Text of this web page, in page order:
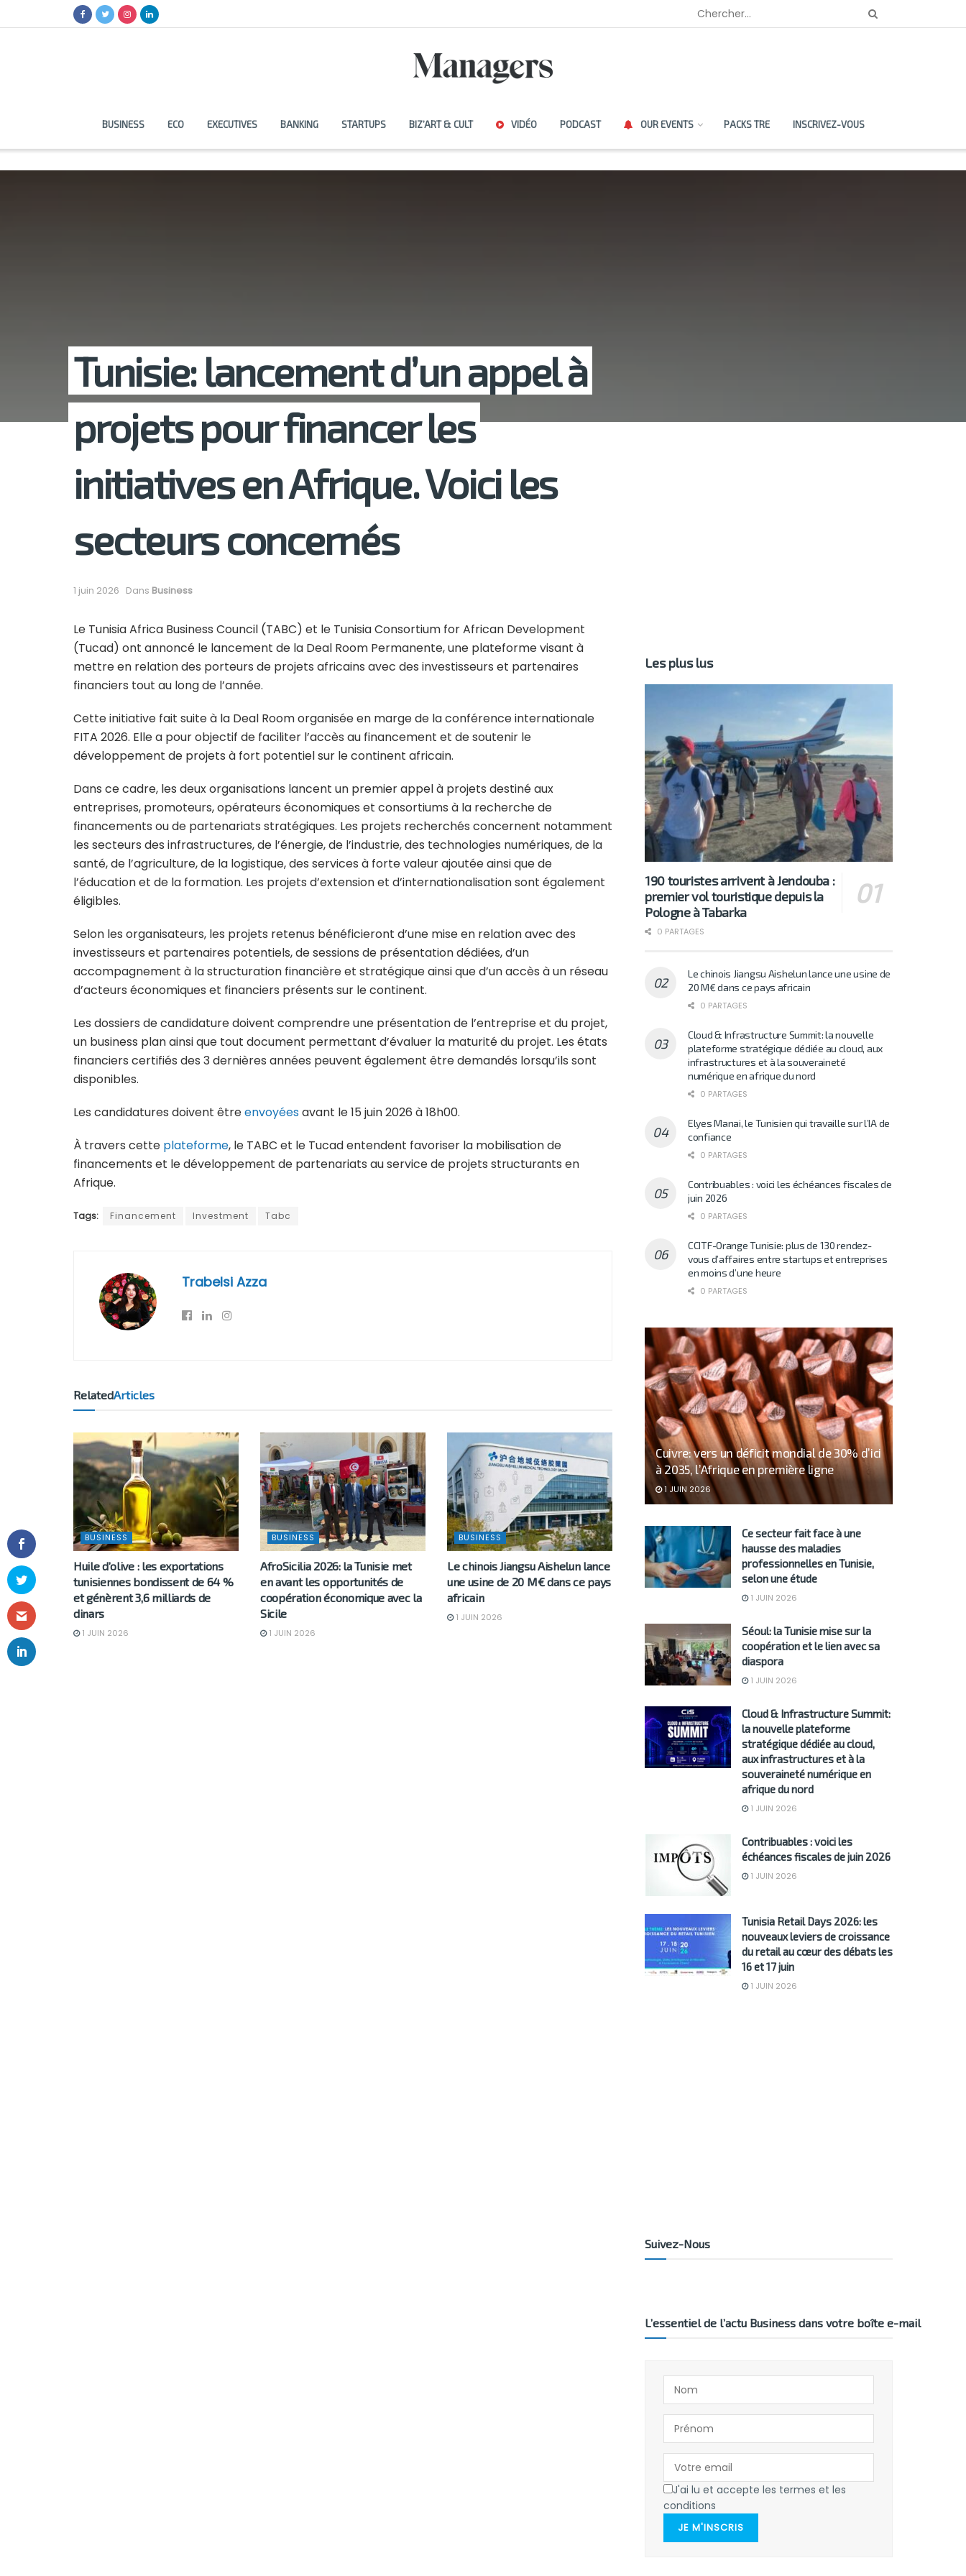
BUSINESS ECO EXECUTIVES BANKING STARTUPS BIZ’ART & CULT VIDÉO PODCAST OUR EVENTS PACKS TRE INSCRIVEZ-VOUS
Tunisie: lancement d’un appel à
projets pour financer les
initiatives en Afrique. Voici les
secteurs concernés
1 juin 2026 Dans Business
Le Tunisia Africa Business Council (TABC) et le Tunisia Consortium for African Development
(Tucad) ont annoncé le lancement de la Deal Room Permanente, une plateforme visant à
mettre en relation des porteurs de projets africains avec des investisseurs et partenaires
financiers tout au long de l’année.
Cette initiative fait suite à la Deal Room organisée en marge de la conférence internationale
FITA 2026. Elle a pour objectif de faciliter l’accès au financement et de soutenir le
développement de projets à fort potentiel sur le continent africain.
Dans ce cadre, les deux organisations lancent un premier appel à projets destiné aux
entreprises, promoteurs, opérateurs économiques et consortiums à la recherche de
financements ou de partenariats stratégiques. Les projets recherchés concernent notamment
les secteurs des infrastructures, de l’énergie, de l’industrie, des technologies numériques, de la
santé, de l’agriculture, de la logistique, des services à forte valeur ajoutée ainsi que de
l’éducation et de la formation. Les projets d’extension et d’internationalisation sont également
éligibles.
Selon les organisateurs, les projets retenus bénéficieront d’une mise en relation avec des
investisseurs et partenaires potentiels, de sessions de présentation dédiées, d’un
accompagnement à la structuration financière et stratégique ainsi que d’un accès à un réseau
d’acteurs économiques et financiers présents sur le continent.
Les dossiers de candidature doivent comprendre une présentation de l’entreprise et du projet,
un business plan ainsi que tout document permettant d’évaluer la maturité du projet. Les états
financiers certifiés des 3 dernières années peuvent également être demandés lorsqu’ils sont
disponibles.
Les candidatures doivent êtreenvoyéesavant le 15 juin 2026 à 18h00.
À travers cette plateforme, le TABC et le Tucad entendent favoriser la mobilisation de
financements et le développement de partenariats au service de projets structurants en
Afrique.
Tags: Financement Investment Tabc
Trabelsi Azza
RelatedArticles
BUSINESS
Huile d’olive : les exportations
tunisiennes bondissent de 64 %
et génèrent 3,6 milliards de
dinars
1 JUIN 2026
BUSINESS
AfroSicilia 2026: la Tunisie met
en avant les opportunités de
coopération économique avec la
Sicile
1 JUIN 2026
BUSINESS
Le chinois Jiangsu Aishelun lance
une usine de 20 M€ dans ce pays
africain
1 JUIN 2026
Les plus lus
190 touristes arrivent à Jendouba :
premier vol touristique depuis la
Pologne à Tabarka
0 PARTAGES
Le chinois Jiangsu Aishelun lance une usine de
20 M€ dans ce pays africain
0 PARTAGES
Cloud & Infrastructure Summit: la nouvelle
plateforme stratégique dédiée au cloud, aux
infrastructures et à la souveraineté
numérique en afrique du nord
0 PARTAGES
Elyes Manai, le Tunisien qui travaille sur l’IA de
confiance
0 PARTAGES
Contribuables : voici les échéances fiscales de
juin 2026
0 PARTAGES
CCITF-Orange Tunisie: plus de 130 rendez-
vous d’affaires entre startups et entreprises
en moins d’une heure
0 PARTAGES
Cuivre: vers un déficit mondial de 30% d’ici
à 2035, l’Afrique en première ligne
1 JUIN 2026
Ce secteur fait face à une
hausse des maladies
professionnelles en Tunisie,
selon une étude
1 JUIN 2026
Séoul: la Tunisie mise sur la
coopération et le lien avec sa
diaspora
1 JUIN 2026
Cloud & Infrastructure Summit:
la nouvelle plateforme
stratégique dédiée au cloud,
aux infrastructures et à la
souveraineté numérique en
afrique du nord
1 JUIN 2026
Contribuables : voici les
échéances fiscales de juin 2026
1 JUIN 2026
Tunisia Retail Days 2026: les
nouveaux leviers de croissance
du retail au cœur des débats les
16 et 17 juin
1 JUIN 2026
Suivez-Nous
L’essentiel de l’actu Business dans votre boîte e-mail
J'ai lu et accepte les termes et les
conditions
JE M'INSCRIS